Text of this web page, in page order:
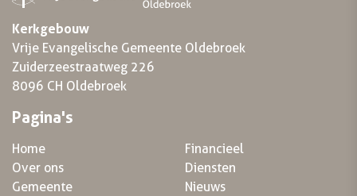
Kerkgebouw
Vrije Evangelische Gemeente Oldebroek
Zuiderzeestraatweg 226
8096 CH Oldebroek
Pagina's
Home
Over ons
Gemeente
Financieel
Diensten
Nieuws